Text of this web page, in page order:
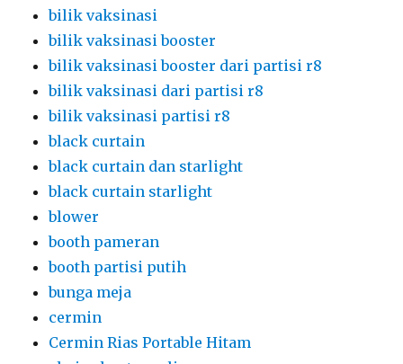
bilik vaksinasi
bilik vaksinasi booster
bilik vaksinasi booster dari partisi r8
bilik vaksinasi dari partisi r8
bilik vaksinasi partisi r8
black curtain
black curtain dan starlight
black curtain starlight
blower
booth pameran
booth partisi putih
bunga meja
cermin
Cermin Rias Portable Hitam